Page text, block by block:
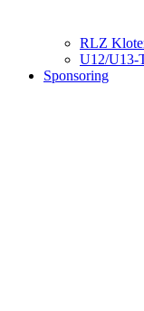
RLZ
U12/U13-
Sponsoring